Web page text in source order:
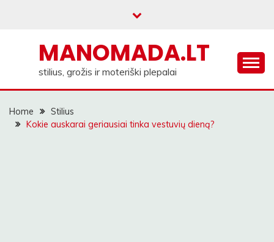
MANOMADA.LT
stilius, grožis ir moteriški plepalai
Home
Stilius
Kokie auskarai geriausiai tinka vestuvių dieną?